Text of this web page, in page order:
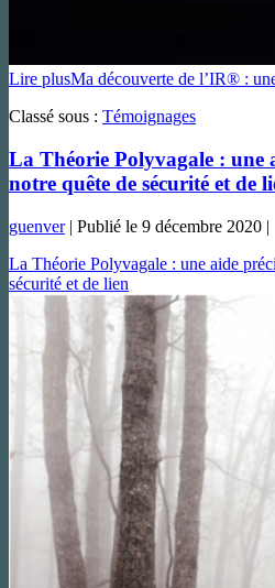
Lire plusMa découverte de l’IR® :
Classé sous : Témoignages
La Théorie Polyvagale : une
notre quête de sécurité et de
guenver| Publié le 9 décembre 2020 |
La Théorie Polyvagale : une aide
sécurité et de lien